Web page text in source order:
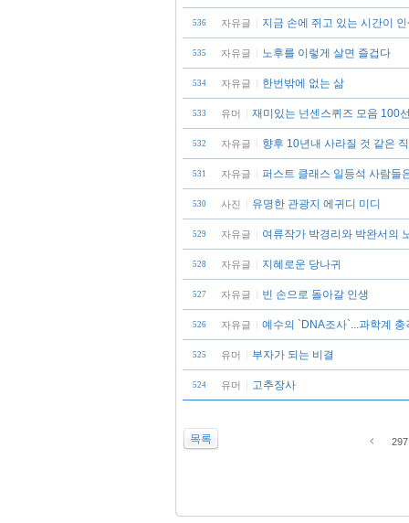
536 자유글 지금 손에 쥐고 있는 시간이
535 자유글 노후를 이렇게 살면 즐겁다
534 자유글 한번밖에 없는 삶
533 유머 재미있는 넌센스퀴즈 모음 100
532 자유글 향후 10년내 사라질 것 같은
531 자유글 퍼스트 클래스 일등석 사람들
530 사진 유명한 관광지 에귀디 미디
529 자유글 여류작가 박경리와 박완서의
528 자유글 지혜로운 당나귀
527 자유글 빈 손으로 돌아갈 인생
526 자유글 예수의 `DNA조사`...과학계 충
525 유머 부자가 되는 비결
524 유머 고추장사
목록 297